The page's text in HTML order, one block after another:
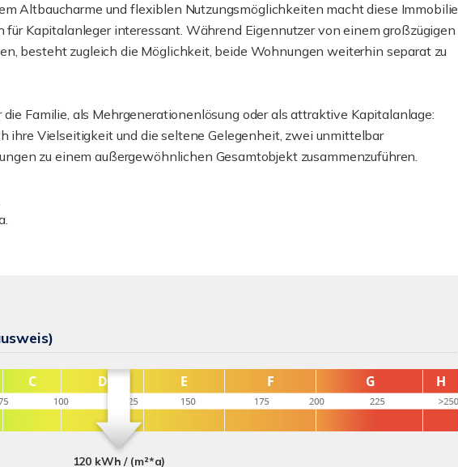
Altbaucharme und flexiblen Nutzungsmöglichkeiten macht diese Immobilie
für Kapitalanleger interessant. Während Eigennutzer von einem großzügigen
besteht zugleich die Möglichkeit, beide Wohnungen weiterhin separat zu
die Familie, als Mehrgenerationenlösung oder als attraktive Kapitalanlage:
ihre Vielseitigkeit und die seltene Gelegenheit, zwei unmittelbar
zu einem außergewöhnlichen Gesamtobjekt zusammenzuführen.
120 kWh / (m²*a)